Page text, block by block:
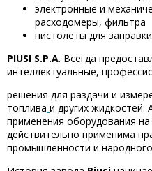
электронные и
расходомеры, фильтра
пистолеты для
PIUSI S.P.A. Всегда
интеллектуальные,
решения для раздачи и
топлива и других жидкостей.
применения оборудования
действительно применима
промышленности и